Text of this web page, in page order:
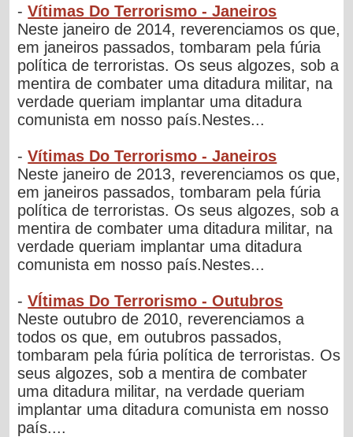
-Vítimas Do Terrorismo - Janeiros
Neste janeiro de 2014, reverenciamos os que,
em janeiros passados, tombaram pela fúria
política de terroristas. Os seus algozes, sob a
mentira de combater uma ditadura militar, na
verdade queriam implantar uma ditadura
comunista em nosso país.Nestes...
-Vítimas Do Terrorismo - Janeiros
Neste janeiro de 2013, reverenciamos os que,
em janeiros passados, tombaram pela fúria
política de terroristas. Os seus algozes, sob a
mentira de combater uma ditadura militar, na
verdade queriam implantar uma ditadura
comunista em nosso país.Nestes...
-VÍtimas Do Terrorismo - Outubros
Neste outubro de 2010, reverenciamos a
todos os que, em outubros passados,
tombaram pela fúria política de terroristas. Os
seus algozes, sob a mentira de combater
uma ditadura militar, na verdade queriam
implantar uma ditadura comunista em nosso
país....